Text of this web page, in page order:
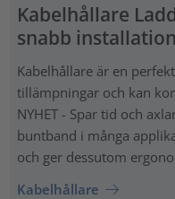
Kabelhållare
snabb
Kabelhållare är en
tillämpningar och kan
NYHET - Spar tid och
buntband i många
och ger dessutom
Kabelhållare